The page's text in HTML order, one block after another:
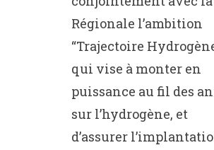
Régionale l’ambition
“Trajectoire
qui vise à monter en
puissance au fil des
sur l’hydrogène, et
d’assurer